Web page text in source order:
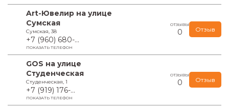
Art-Ювелир на улице
Сумская
Сумская, 38
+7 (960) 680-...
ПОКАЗАТЬ ТЕЛЕФОН
ОТЗЫВЫ
0 Отзыв
GOS на улице
Студенческая
Студенческая, 1
+7 (919) 176-...
ПОКАЗАТЬ ТЕЛЕФОН
ОТЗЫВЫ
0 Отзыв